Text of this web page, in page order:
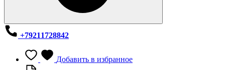
+79211728842
Добавить в избранное